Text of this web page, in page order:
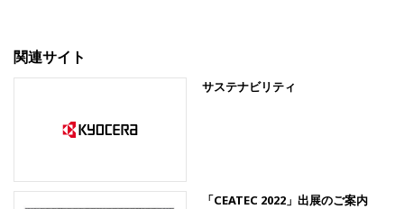
関連サイト
サステナビリティ
「CEATEC 2022」出展のご案内